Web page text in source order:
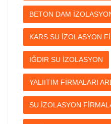
BETON DAM
KARS SU İZOLASYON
IĞDIR SU İZOLASYON
YALIITIM FİRMALARI
SU İZOLASYON